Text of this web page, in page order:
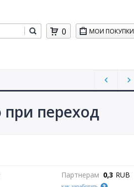
МОИ ПОКУПКИ
0
при переход
Партнерам 0,3 RUB